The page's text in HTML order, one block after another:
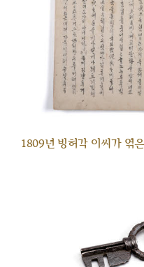
1809년 빙허각 이씨가 엮